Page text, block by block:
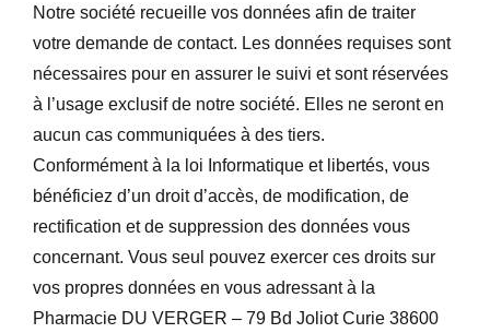
Notre société recueille vos données afin de traiter
votre demande de contact. Les données requises sont
nécessaires pour en assurer le suivi et sont réservées
à l’usage exclusif de notre société. Elles ne seront en
aucun cas communiquées à des tiers.
Conformément à la loi Informatique et libertés, vous
bénéficiez d’un droit d’accès, de modification, de
rectification et de suppression des données vous
concernant. Vous seul pouvez exercer ces droits sur
vos propres données en vous adressant à la
Pharmacie DU VERGER – 79 Bd Joliot Curie 38600